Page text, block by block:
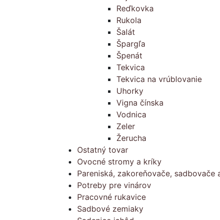
Reďkovka
Rukola
Šalát
Špargľa
Špenát
Tekvica
Tekvica na vrúblovanie
Uhorky
Vigna čínska
Vodnica
Zeler
Žerucha
Ostatný tovar
Ovocné stromy a kríky
Pareniská, zakoreňovače, sadbovače
Potreby pre vinárov
Pracovné rukavice
Sadbové zemiaky